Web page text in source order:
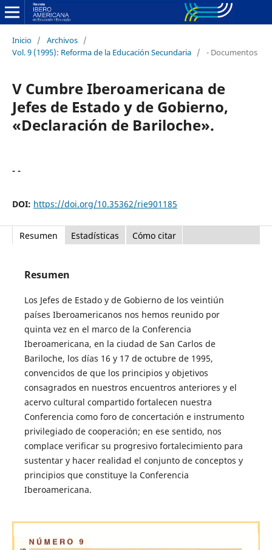
Inicio / Archivos /
Vol. 9 (1995): Reforma de la Educación Secundaria / - Documentos
V Cumbre Iberoamericana de
Jefes de Estado y de Gobierno,
«Declaración de Bariloche».
- -
DOI: https://doi.org/10.35362/rie901185
Resumen Estadísticas Cómo citar
Resumen
Los Jefes de Estado y de Gobierno de los veintiún
países Iberoamericanos nos hemos reunido por
quinta vez en el marco de la Conferencia
Iberoamericana, en la ciudad de San Carlos de
Bariloche, los días 16 y 17 de octubre de 1995,
convencidos de que los principios y objetivos
consagrados en nuestros encuentros anteriores y el
acervo cultural compartido fortalecen nuestra
Conferencia como foro de concertación e instrumento
privilegiado de cooperación; en ese sentido, nos
complace verificar su progresivo fortalecimiento para
sustentar y hacer realidad el conjunto de conceptos y
principios que constituye la Conferencia
Iberoamericana.